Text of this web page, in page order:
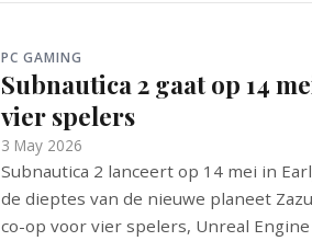
PC GAMING
Subnautica 2 gaat op 14
vier spelers
3 May 2026
Subnautica 2 lanceert op 14 mei in
de dieptes van de nieuwe planeet
co-op voor vier spelers, Unreal